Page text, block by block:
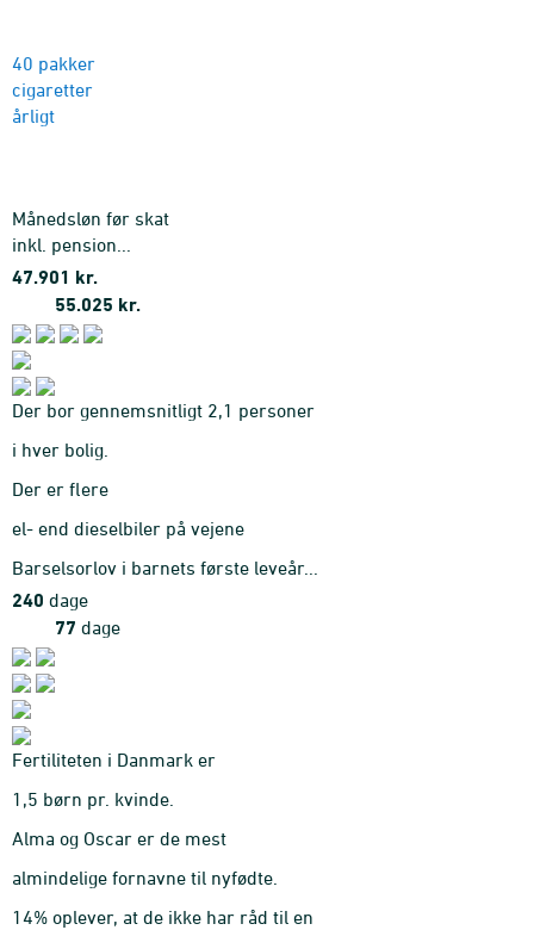
40 pakker
cigaretter
årligt
Månedsløn før skat
inkl. pension...
47.901 kr.
55.025 kr.
Der bor gennemsnitligt 2,1 personer
i hver bolig.
Der er flere
el- end dieselbiler på vejene
Barselsorlov i barnets første leveår...
240 dage
77 dage
Fertiliteten i Danmark er
1,5 børn pr. kvinde.
Alma og Oscar er de mest
almindelige fornavne til nyfødte.
14% oplever, at de ikke har råd til en